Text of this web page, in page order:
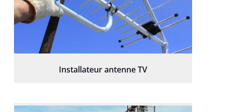
Installateur antenne TV